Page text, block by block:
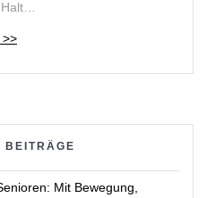
BEITRÄGE
Mit Bewegung,